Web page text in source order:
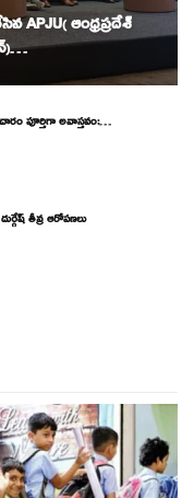
ఆంధ్రప్రదేశ్
పూర్తిగా అవాస్తవం:…
తీవ్ర ఆరోపణలు